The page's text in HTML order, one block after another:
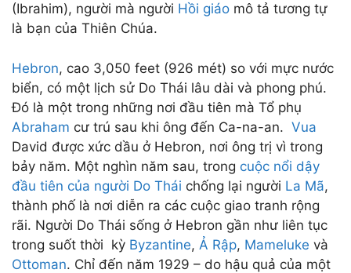
(Ibrahim), người mà người Hồi giáo mô tả tương tự
là bạn của Thiên Chúa.
Hebron, cao 3,050 feet (926 mét) so với mực nước
biển, có một lịch sử Do Thái lâu dài và phong phú.
Đó là một trong những nơi đầu tiên mà Tổ phụ
Abraham cư trú sau khi ông đến Ca-na-an. Vua
David được xức dầu ở Hebron, nơi ông trị vì trong
bảy năm. Một nghìn năm sau, trong cuộc nổi dậy
đầu tiên của người Do Thái chống lại người La Mã,
thành phố là nơi diễn ra các cuộc giao tranh rộng
rãi. Người Do Thái sống ở Hebron gần như liên tục
trong suốt thời kỳ Byzantine, Ả Rập, Mameluke và
Ottoman. Chỉ đến năm 1929 – do hậu quả của một